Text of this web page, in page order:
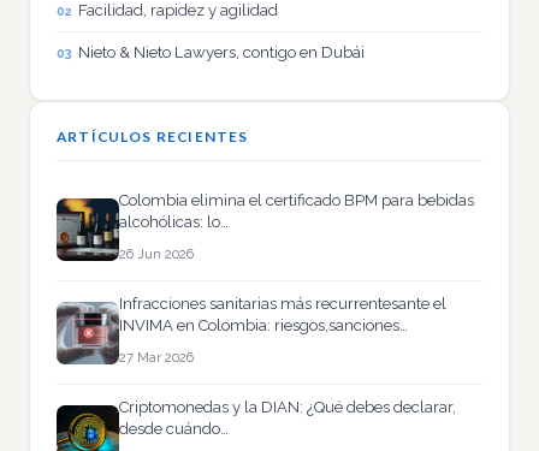
Facilidad, rapidez y agilidad
Nieto & Nieto Lawyers, contigo en Dubái
ARTÍCULOS RECIENTES
Colombia elimina el certificado BPM para bebidas
alcohólicas: lo…
26 Jun 2026
Infracciones sanitarias más recurrentesante el
INVIMA en Colombia: riesgos,sanciones…
27 Mar 2026
Criptomonedas y la DIAN: ¿Qué debes declarar,
desde cuándo…